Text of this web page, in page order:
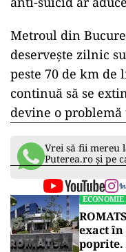
Metroul din
deservește zilnic
peste 70 de km de
continuă să se
devine o
Vrei să fii mereu
Puterea.ro și pe
ECONOMIE
exact